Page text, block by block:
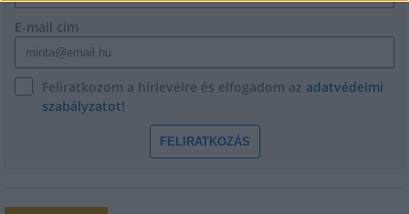
E-mail cím
Feliratkozom a hírlevélre és elfogadom az adatvédelmi
szabályzatot!
FELIRATKOZÁS